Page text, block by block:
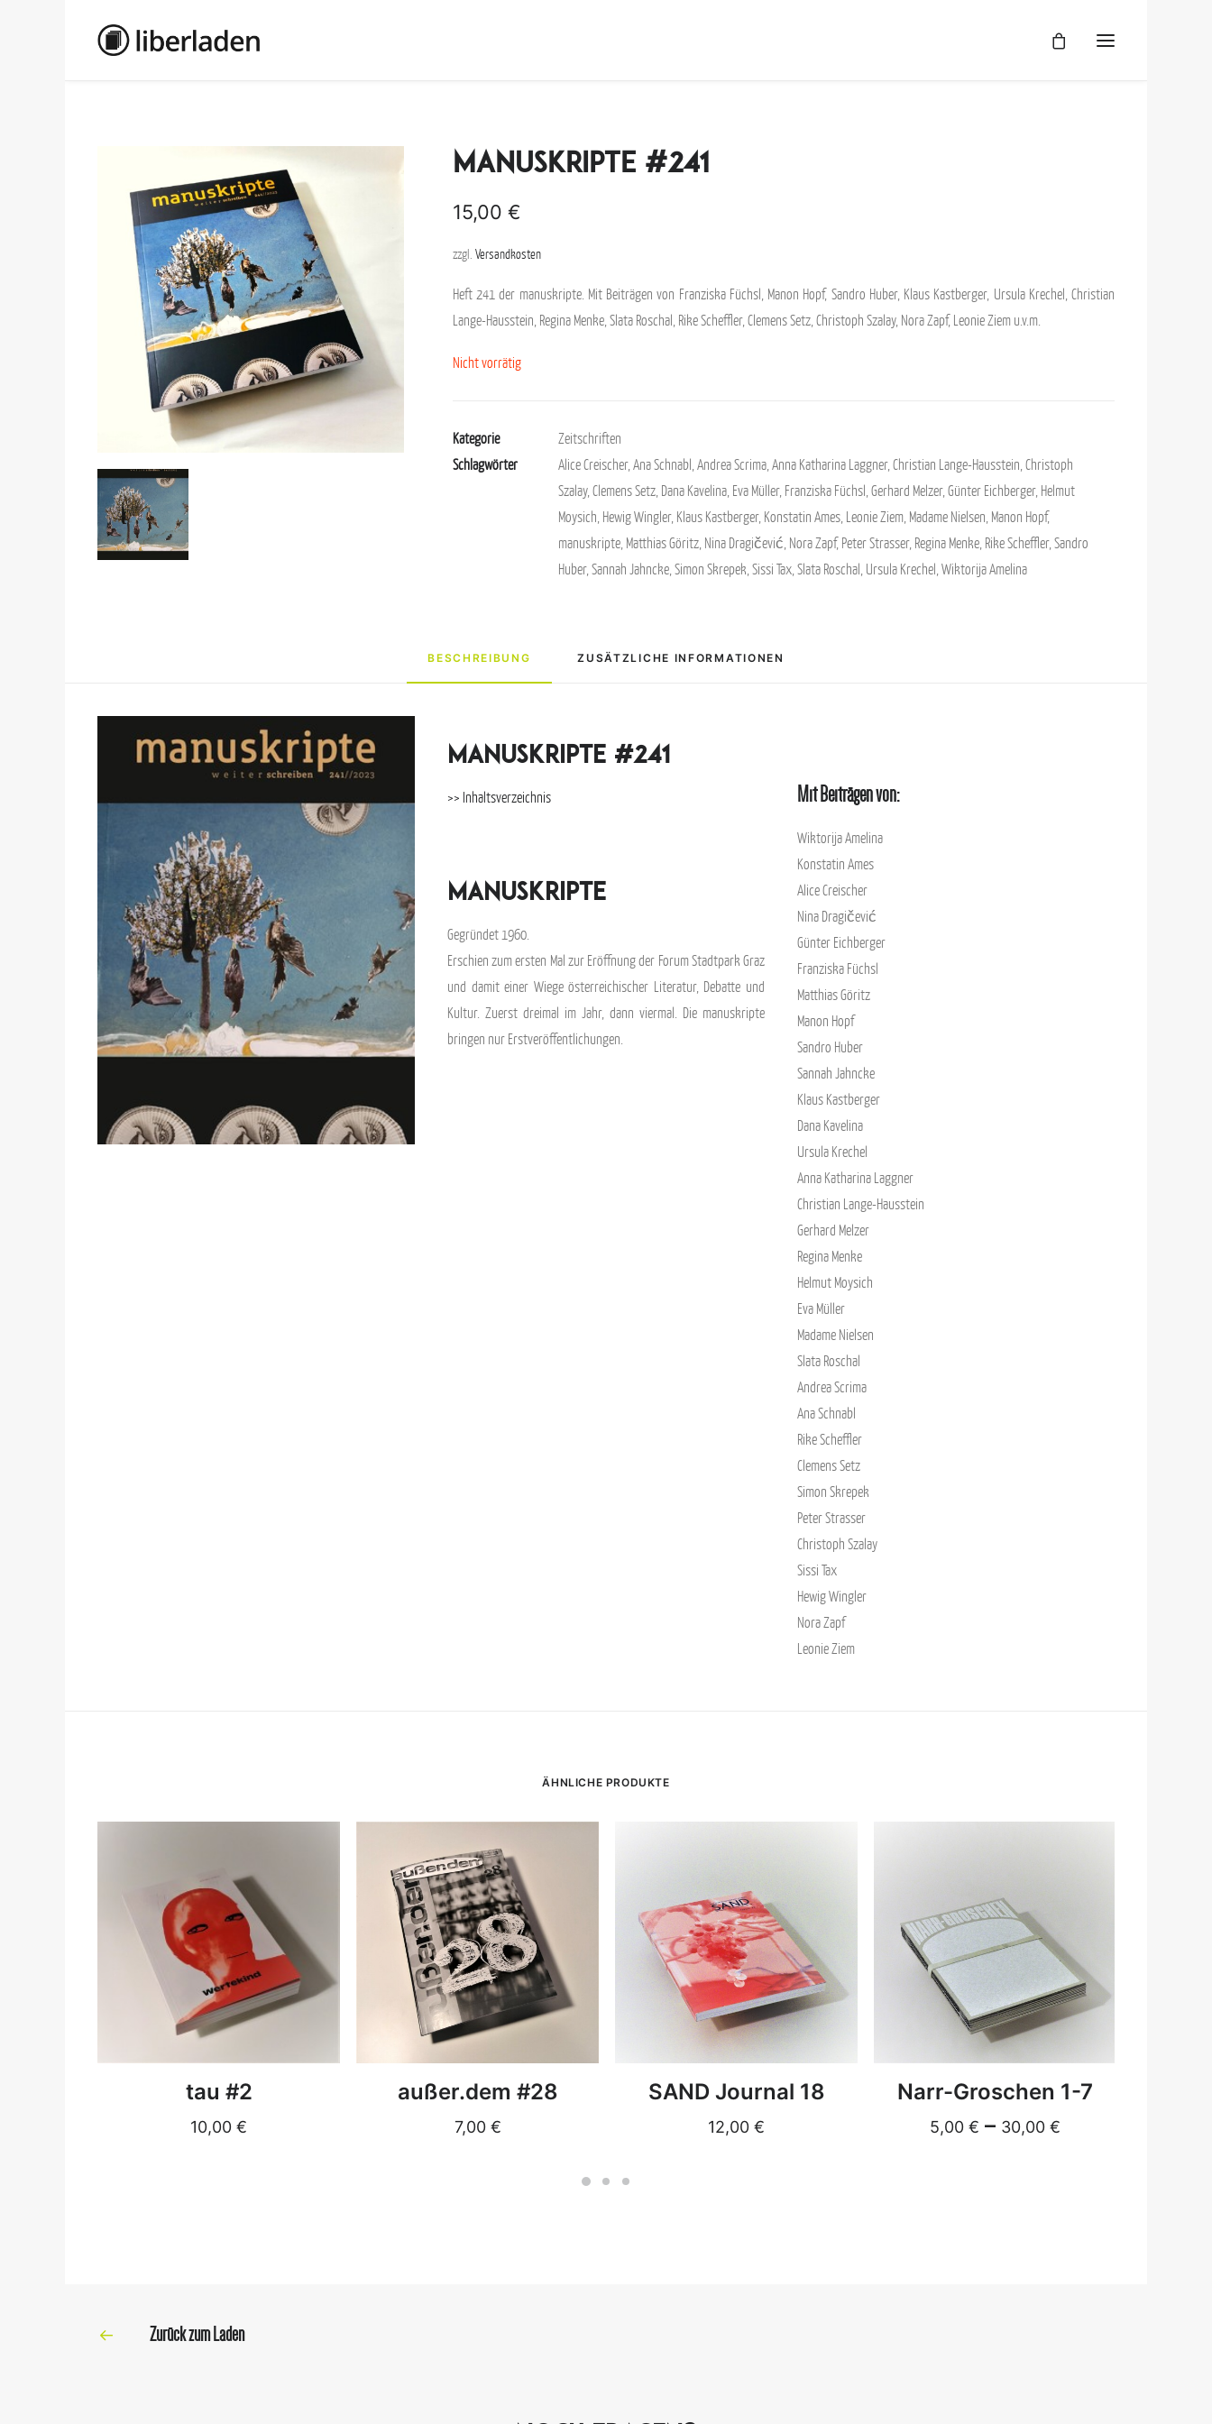
manuskripte #241
15,00 €
zzgl. Versandkosten
Heft 241 der manuskripte. Mit Beiträgen von Franziska Füchsl, Manon Hopf, Sandro Huber, Klaus Kastberger, Ursula Krechel, Christian
Lange-Hausstein, Regina Menke, Slata Roschal, Rike Scheffler, Clemens Setz, Christoph Szalay, Nora Zapf, Leonie Ziem u.v.m.
Nicht vorrätig
Kategorie
Zeitschriften
Schlagwörter
Alice Creischer,Ana Schnabl,Andrea Scrima,Anna Katharina Laggner,Christian Lange-Hausstein,Christoph
Szalay,Clemens Setz, Dana Kavelina, Eva Müller, Franziska Füchsl,Gerhard Melzer,Günter Eichberger, Helmut
Moysich, Hewig Wingler, Klaus Kastberger, Konstatin Ames, Leonie Ziem, Madame Nielsen, Manon Hopf,
manuskripte, Matthias Göritz, Nina Dragičević, Nora Zapf, Peter Strasser, Regina Menke, Rike Scheffler,Sandro
Huber,Sannah Jahncke,Simon Skrepek,Sissi Tax,Slata Roschal, Ursula Krechel,Wiktorija Amelina
BESCHREIBUNG ZUSÄTZLICHE INFORMATIONEN
manuskripte #241
>> Inhaltsverzeichnis
manuskripte
Gegründet 1960.
Erschien zum ersten Mal zur Eröffnung der Forum Stadtpark Graz
und damit einer Wiege österreichischer Literatur, Debatte und
Kultur. Zuerst dreimal im Jahr, dann viermal. Die manuskripte
bringen nur Erstveröffentlichungen.
Mit Beiträgen von:
Wiktorija Amelina
Konstatin Ames
Alice Creischer
Nina Dragičević
Günter Eichberger
Franziska Füchsl
Matthias Göritz
Manon Hopf
Sandro Huber
Sannah Jahncke
Klaus Kastberger
Dana Kavelina
Ursula Krechel
Anna Katharina Laggner
Christian Lange-Hausstein
Gerhard Melzer
Regina Menke
Helmut Moysich
Eva Müller
Madame Nielsen
Slata Roschal
Andrea Scrima
Ana Schnabl
Rike Scheffler
Clemens Setz
Simon Skrepek
Peter Strasser
Christoph Szalay
Sissi Tax
Hewig Wingler
Nora Zapf
Leonie Ziem
ÄHNLICHE PRODUKTE
DETAILS
tau #2
10,00 €
DETAILS
außer.dem #28
7,00 €
DETAILS
SAND Journal 18
12,00 €
DETAILS
Narr-Groschen 1-7
5,00 € – 30,00 €
Zurück zum Laden